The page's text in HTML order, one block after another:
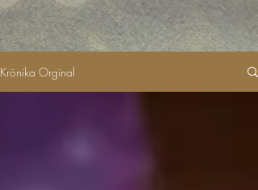
Krönika Orginal